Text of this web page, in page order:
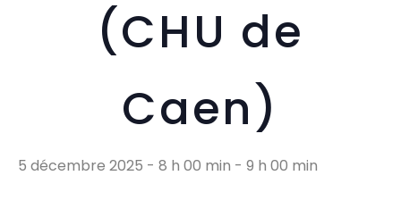
(CHU de
Caen)
5 décembre 2025 - 8 h 00 min - 9 h 00 min